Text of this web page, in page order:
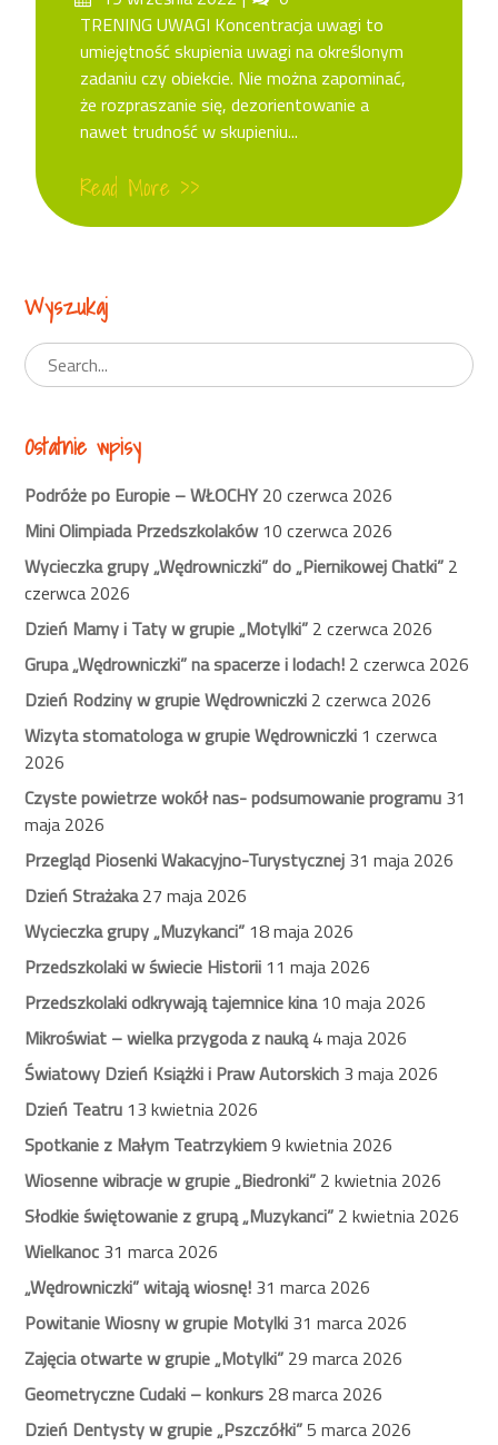
on
TRENING UWAGI Koncentracja uwagi to
umiejętność skupienia uwagi na określonym
zadaniu czy obiekcie. Nie można zapominać,
że rozpraszanie się, dezorientowanie a
nawet trudność w skupieniu...
Read More >>
Wyszukaj
Ostatnie wpisy
Podróże po Europie – WŁOCHY20 czerwca 2026
Mini Olimpiada Przedszkolaków10 czerwca 2026
Wycieczka grupy „Wędrowniczki” do „Piernikowej Chatki” 2
czerwca 2026
Dzień Mamy i Taty w grupie „Motylki” 2 czerwca 2026
Grupa „Wędrowniczki” na spacerze i lodach! 2 czerwca 2026
Dzień Rodziny w grupie Wędrowniczki 2 czerwca 2026
Wizyta stomatologa w grupie Wędrowniczki 1 czerwca
2026
Czyste powietrze wokół nas- podsumowanie programu 31
maja 2026
Przegląd Piosenki Wakacyjno-Turystycznej 31 maja 2026
Dzień Strażaka27 maja 2026
Wycieczka grupy „Muzykanci” 18 maja 2026
Przedszkolaki w świecie Historii 11 maja 2026
Przedszkolaki odkrywają tajemnice kina10 maja 2026
Mikroświat – wielka przygoda z nauką4 maja 2026
Światowy Dzień Książki i Praw Autorskich 3 maja 2026
Dzień Teatru 13 kwietnia 2026
Spotkanie z Małym Teatrzykiem9 kwietnia 2026
Wiosenne wibracje w grupie „Biedronki” 2 kwietnia 2026
Słodkie świętowanie z grupą „Muzykanci” 2 kwietnia 2026
Wielkanoc 31 marca 2026
„Wędrowniczki” witają wiosnę! 31 marca 2026
Powitanie Wiosny w grupie Motylki 31 marca 2026
Zajęcia otwarte w grupie „Motylki” 29 marca 2026
Geometryczne Cudaki – konkurs 28 marca 2026
Dzień Dentysty w grupie „Pszczółki”5 marca 2026